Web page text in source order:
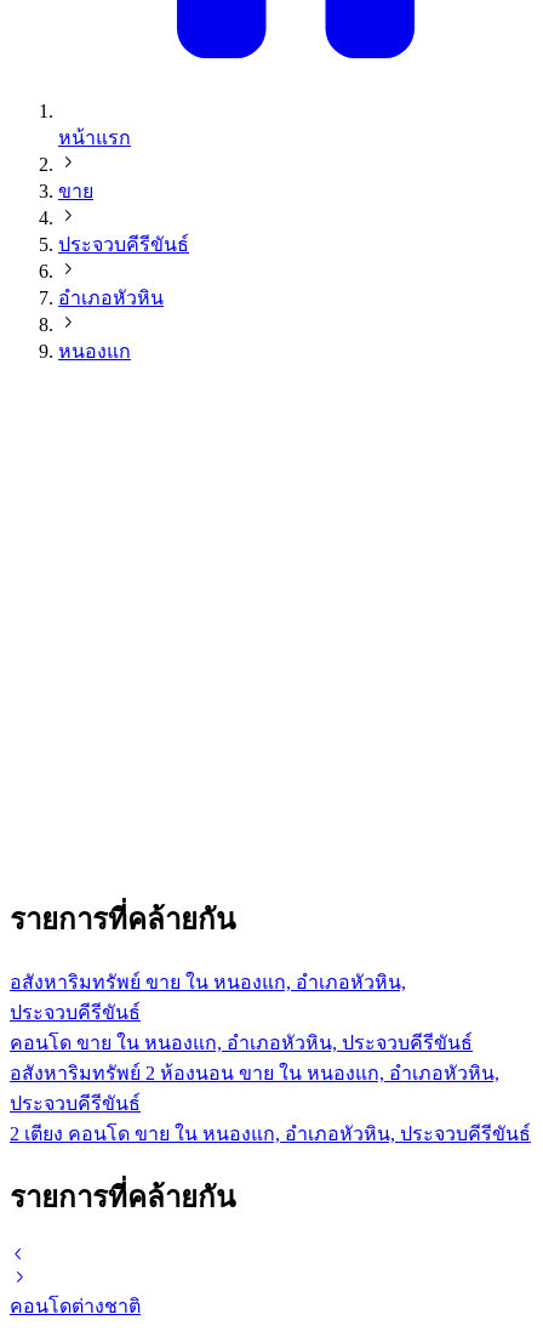
หน้าแรก
ขาย
ประจวบคีรีขันธ์
อำเภอหัวหิน
หนองแก
รายการที่คล้ายกัน
อสังหาริมทรัพย์ ขาย ใน หนองแก, อำเภอหัวหิน,
ประจวบคีรีขันธ์
คอนโด ขาย ใน หนองแก, อำเภอหัวหิน, ประจวบคีรีขันธ์
อสังหาริมทรัพย์ 2 ห้องนอน ขาย ใน หนองแก, อำเภอหัวหิน,
ประจวบคีรีขันธ์
2 เตียง คอนโด ขาย ใน หนองแก, อำเภอหัวหิน, ประจวบคีรีขันธ์
รายการที่คล้ายกัน
คอนโดต่างชาติ